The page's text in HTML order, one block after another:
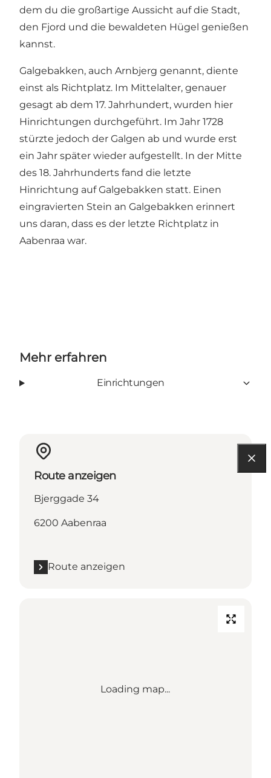
dem du die großartige Aussicht auf die Stadt,
den Fjord und die bewaldeten Hügel genießen
kannst.
Galgebakken, auch Arnbjerg genannt, diente
einst als Richtplatz. Im Mittelalter, genauer
gesagt ab dem 17. Jahrhundert, wurden hier
Hinrichtungen durchgeführt. Im Jahr 1728
stürzte jedoch der Galgen ab und wurde erst
ein Jahr später wieder aufgestellt. In der Mitte
des 18. Jahrhunderts fand die letzte
Hinrichtung auf Galgebakken statt. Einen
eingravierten Stein an Galgebakken erinnert
uns daran, dass es der letzte Richtplatz in
Aabenraa war.
Mehr erfahren
Einrichtungen
Route anzeigen
Bjerggade 34
6200 Aabenraa
Route anzeigen
Loading map...